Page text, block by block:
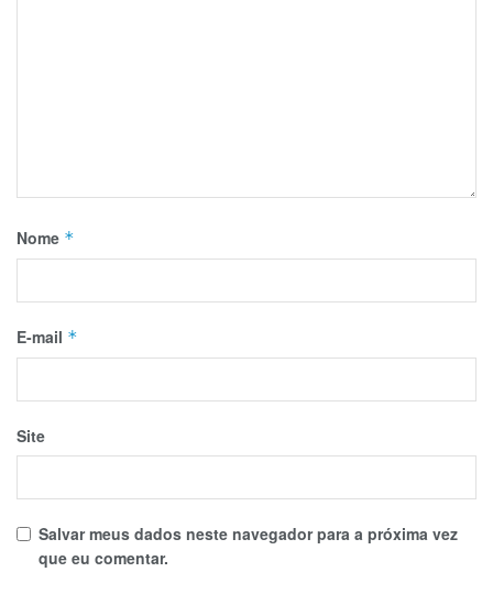
Nome *
E-mail *
Site
Salvar meus dados neste navegador para a próxima vez
que eu comentar.